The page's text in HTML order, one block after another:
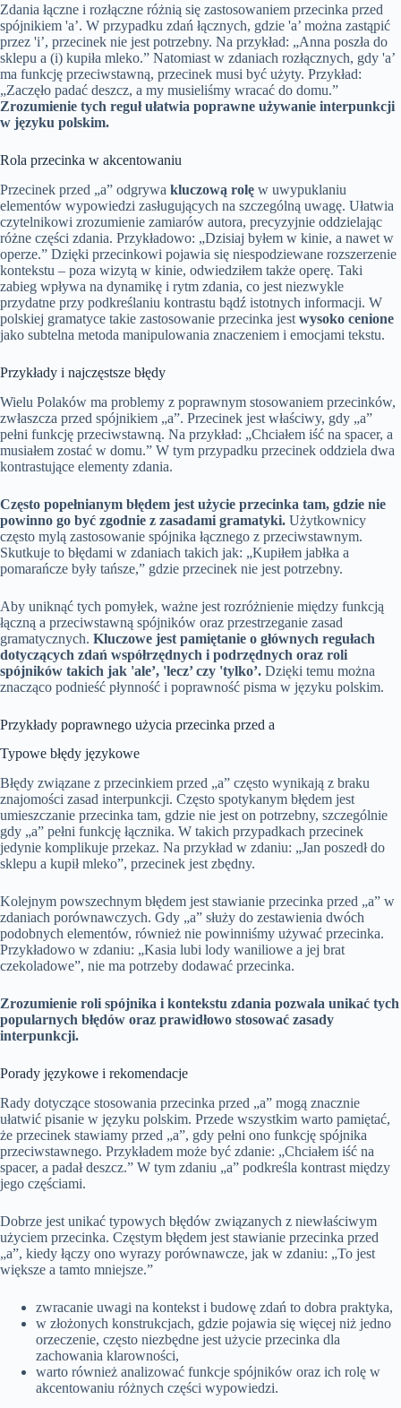
Zdania łączne i rozłączne różnią się zastosowaniem przecinka przed
spójnikiem 'a’. W przypadku zdań łącznych, gdzie 'a’ można zastąpić
przez 'i’, przecinek nie jest potrzebny. Na przykład: „Anna poszła do
sklepu a (i) kupiła mleko.” Natomiast w zdaniach rozłącznych, gdy 'a’
ma funkcję przeciwstawną, przecinek musi być użyty. Przykład:
„Zaczęło padać deszcz, a my musieliśmy wracać do domu.”
Zrozumienie tych reguł ułatwia poprawne używanie interpunkcji
w języku polskim.
Rola przecinka w akcentowaniu
Przecinek przed „a” odgrywa kluczową rolę w uwypuklaniu
elementów wypowiedzi zasługujących na szczególną uwagę. Ułatwia
czytelnikowi zrozumienie zamiarów autora, precyzyjnie oddzielając
różne części zdania. Przykładowo: „Dzisiaj byłem w kinie, a nawet w
operze.” Dzięki przecinkowi pojawia się niespodziewane rozszerzenie
kontekstu – poza wizytą w kinie, odwiedziłem także operę. Taki
zabieg wpływa na dynamikę i rytm zdania, co jest niezwykle
przydatne przy podkreślaniu kontrastu bądź istotnych informacji. W
polskiej gramatyce takie zastosowanie przecinka jest wysoko cenione
jako subtelna metoda manipulowania znaczeniem i emocjami tekstu.
Przykłady i najczęstsze błędy
Wielu Polaków ma problemy z poprawnym stosowaniem przecinków,
zwłaszcza przed spójnikiem „a”. Przecinek jest właściwy, gdy „a”
pełni funkcję przeciwstawną. Na przykład: „Chciałem iść na spacer, a
musiałem zostać w domu.” W tym przypadku przecinek oddziela dwa
kontrastujące elementy zdania.
Często popełnianym błędem jest użycie przecinka tam, gdzie nie
powinno go być zgodnie z zasadami gramatyki. Użytkownicy
często mylą zastosowanie spójnika łącznego z przeciwstawnym.
Skutkuje to błędami w zdaniach takich jak: „Kupiłem jabłka a
pomarańcze były tańsze,” gdzie przecinek nie jest potrzebny.
Aby uniknąć tych pomyłek, ważne jest rozróżnienie między funkcją
łączną a przeciwstawną spójników oraz przestrzeganie zasad
gramatycznych. Kluczowe jest pamiętanie o głównych regułach
dotyczących zdań współrzędnych i podrzędnych oraz roli
spójników takich jak 'ale’, 'lecz’ czy 'tylko’. Dzięki temu można
znacząco podnieść płynność i poprawność pisma w języku polskim.
Przykłady poprawnego użycia przecinka przed a
Typowe błędy językowe
Błędy związane z przecinkiem przed „a” często wynikają z braku
znajomości zasad interpunkcji. Często spotykanym błędem jest
umieszczanie przecinka tam, gdzie nie jest on potrzebny, szczególnie
gdy „a” pełni funkcję łącznika. W takich przypadkach przecinek
jedynie komplikuje przekaz. Na przykład w zdaniu: „Jan poszedł do
sklepu a kupił mleko”, przecinek jest zbędny.
Kolejnym powszechnym błędem jest stawianie przecinka przed „a” w
zdaniach porównawczych. Gdy „a” służy do zestawienia dwóch
podobnych elementów, również nie powinniśmy używać przecinka.
Przykładowo w zdaniu: „Kasia lubi lody waniliowe a jej brat
czekoladowe”, nie ma potrzeby dodawać przecinka.
Zrozumienie roli spójnika i kontekstu zdania pozwala unikać tych
popularnych błędów oraz prawidłowo stosować zasady
interpunkcji.
Porady językowe i rekomendacje
Rady dotyczące stosowania przecinka przed „a” mogą znacznie
ułatwić pisanie w języku polskim. Przede wszystkim warto pamiętać,
że przecinek stawiamy przed „a”, gdy pełni ono funkcję spójnika
przeciwstawnego. Przykładem może być zdanie: „Chciałem iść na
spacer, a padał deszcz.” W tym zdaniu „a” podkreśla kontrast między
jego częściami.
Dobrze jest unikać typowych błędów związanych z niewłaściwym
użyciem przecinka. Częstym błędem jest stawianie przecinka przed
„a”, kiedy łączy ono wyrazy porównawcze, jak w zdaniu: „To jest
większe a tamto mniejsze.”
zwracanie uwagi na kontekst i budowę zdań to dobra praktyka,
w złożonych konstrukcjach, gdzie pojawia się więcej niż jedno
orzeczenie, często niezbędne jest użycie przecinka dla
zachowania klarowności,
warto również analizować funkcje spójników oraz ich rolę w
akcentowaniu różnych części wypowiedzi.